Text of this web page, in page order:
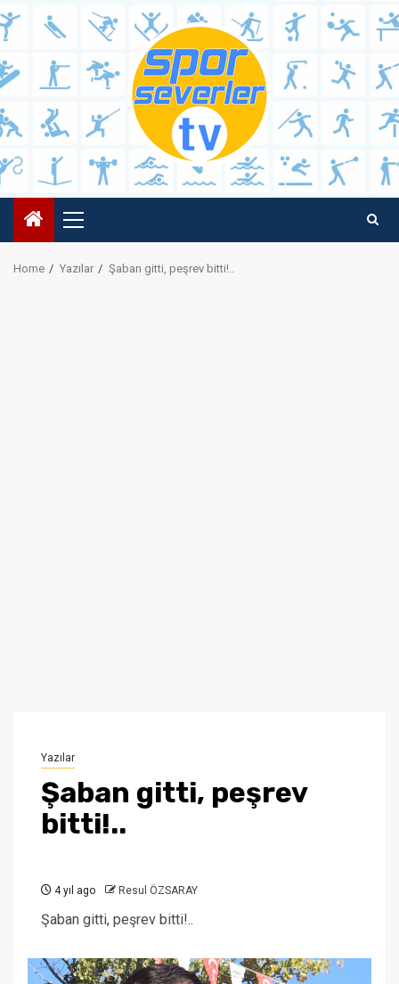
Skip
to
Primary
Menu
Home Yazılar Şaban gitti, peşrev bitti!..
Yazılar
Şaban gitti, peşrev
bitti!..
4 yıl ago Resul ÖZSARAY
Şaban gitti, peşrev bitti!..